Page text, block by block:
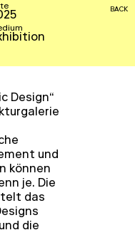
BACK
Design“
und
können
je. Die
das
die